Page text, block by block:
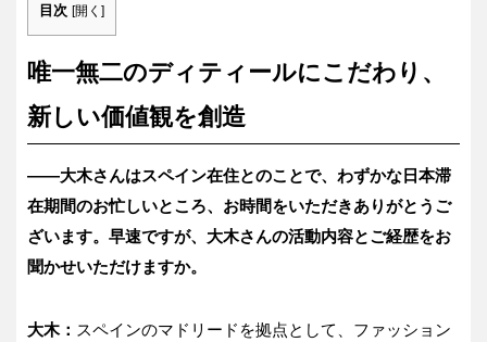
目次 [開く ]
唯一無二のディティールにこだわり、
新しい価値観を創造
――大木さんはスペイン在住とのことで、わずかな日本滞
在期間のお忙しいところ、お時間をいただきありがとうご
ざいます。早速ですが、大木さんの活動内容とご経歴をお
聞かせいただけますか。
大木： スペインのマドリードを拠点として、ファッション